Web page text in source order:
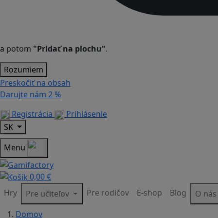
a potom "Pridať na plochu".
Rozumiem
Preskočiť na obsah
Darujte nám 2 %
Registrácia
Prihlásenie
SK
Menu
0,00 €
Hry
Pre učiteľov Pre rodičov E-shop Blog
O nás
Domov